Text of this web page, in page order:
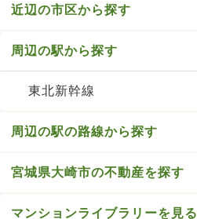
近辺の市区から探す
周辺の駅から探す
東北新幹線
周辺の駅の路線から探す
宮城県大崎市の不動産を探す
マンションライブラリーを見る